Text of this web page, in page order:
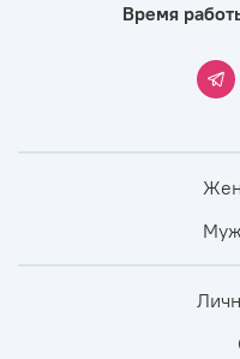
Время